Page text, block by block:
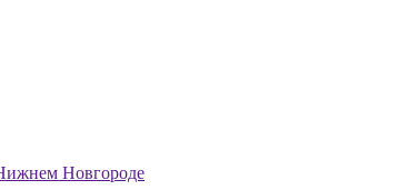
Новгороде